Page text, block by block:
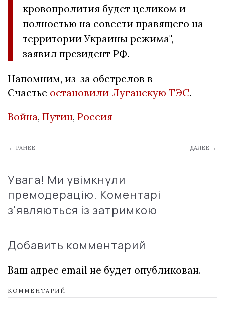
кровопролития будет целиком и
полностью на совести правящего на
территории Украины режима", —
заявил президент РФ.
Напомним, из-за обстрелов в
Счастье остановили Луганскую ТЭС.
Война, Путин, Россия
← РАНЕЕ ДАЛЕЕ →
Увага! Ми увімкнули
премодерацію. Коментарі
з'являються із затримкою
Добавить комментарий
Ваш адрес email не будет опубликован.
КОММЕНТАРИЙ